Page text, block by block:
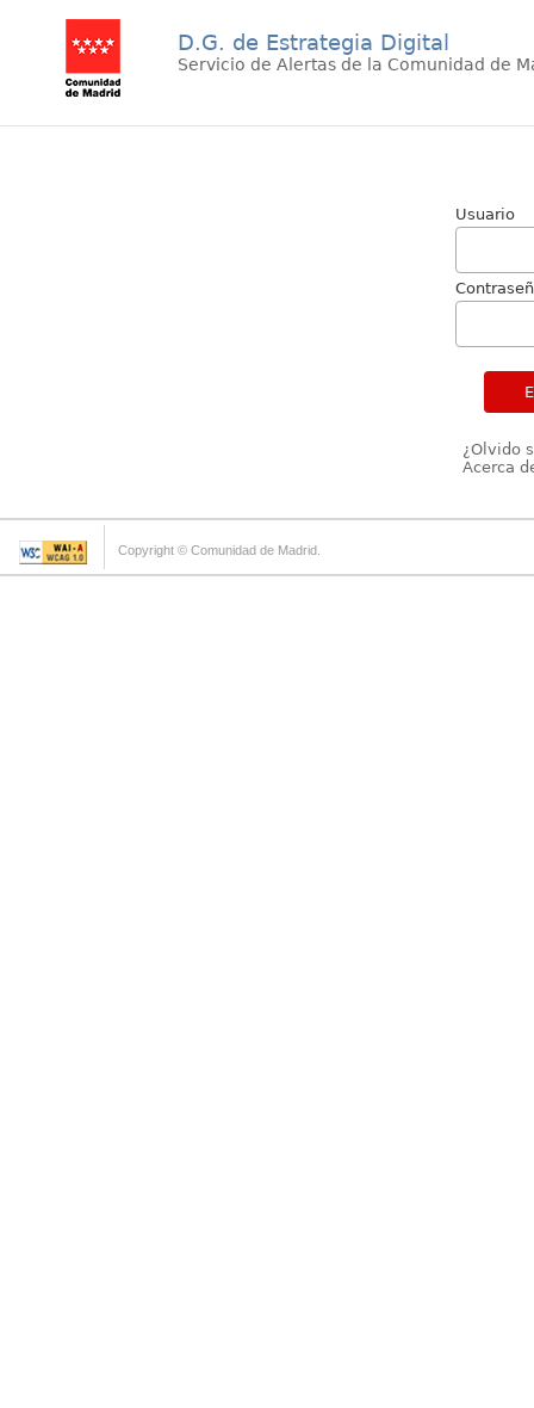
D.G. de Estrategia Digital
Servicio de Alertas de la Comunidad de
Usuario
¿Olvido
Acerca
Copyright © Comunidad de Madrid.